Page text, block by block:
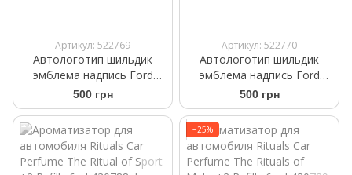
Артикул: 522769
Автологотип шильдик
эмблема надпись Ford
Titanium черный глянец на
крышку багажника 215мм
500 грн
Артикул: 522770
Автологотип шильдик
эмблема надпись Ford
Titanium черный глянец на
крышку багажника 180мм
500 грн
−25%